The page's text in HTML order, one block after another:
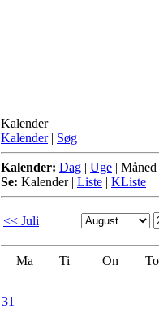
Kalender
Kalender | Søg
Kalender: Dag | Uge | Måned
Se: Kalender| Liste | KListe
<< Juli
Ma Ti On To
31